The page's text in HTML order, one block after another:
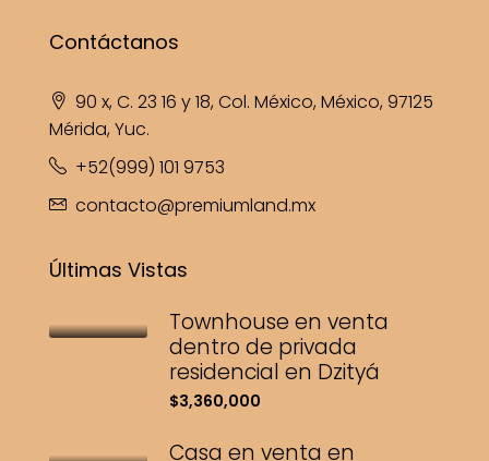
Contáctanos
90 x, C. 23 16 y 18, Col. México, México, 97125
Mérida, Yuc.
+52(999) 101 9753
contacto@premiumland.mx
Últimas Vistas
Townhouse en venta
dentro de privada
residencial en Dzityá
$3,360,000
Casa en venta en